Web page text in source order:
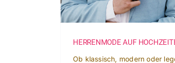
HERRENMODE AUF
Ob klassisch, modern oder